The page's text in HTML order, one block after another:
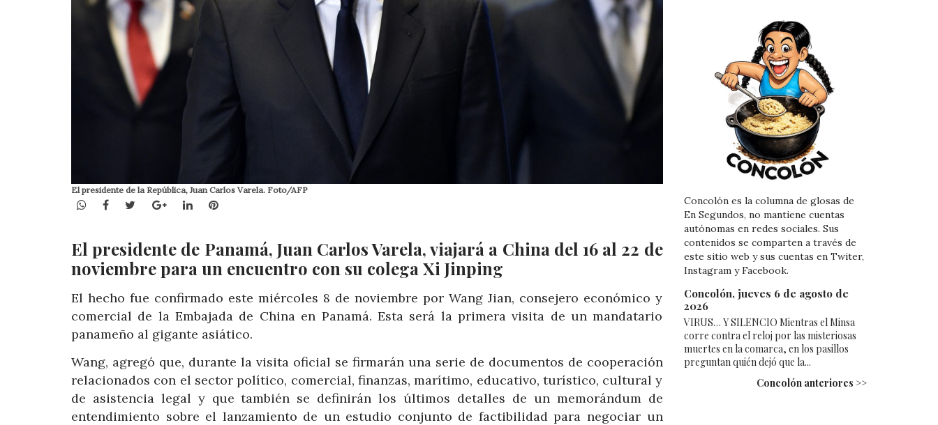
El presidente de la República, Juan Carlos Varela. Foto/AFP
WhatsApp
Facebook
TwitterGoogle+LinkedInPinterest
El presidente de Panamá, Juan Carlos Varela, viajará a China del 16 al 22 de
noviembre para un encuentro con su colega Xi Jinping
El hecho fue confirmado este miércoles 8 de noviembre por Wang Jian, consejero económico y
comercial de la Embajada de China en Panamá. Esta será la primera visita de un mandatario
panameño al gigante asiático.
Wang, agregó que, durante la visita oficial se firmarán una serie de documentos de cooperación
relacionados con el sector político, comercial, finanzas, marítimo, educativo, turístico, cultural y
de asistencia legal y que también se definirán los últimos detalles de un memorándum de
entendimiento sobre el lanzamiento de un estudio conjunto de factibilidad para negociar un
Concolón es la columna de glosas de
En Segundos, no mantiene cuentas
autónomas en redes sociales. Sus
contenidos se comparten a través de
este sitio web y sus cuentas en Twiter,
Instagram y Facebook.
Concolón, jueves 6 de agosto de
2026
VIRUS… Y SILENCIO Mientras el Minsa
corre contra el reloj por las misteriosas
muertes en la comarca, en los pasillos
preguntan quién dejó que la...
Concolón anteriores >>